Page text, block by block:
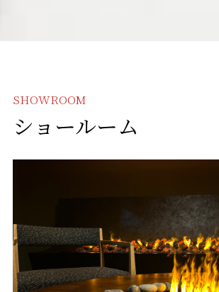
SHOWROOM
ショールーム